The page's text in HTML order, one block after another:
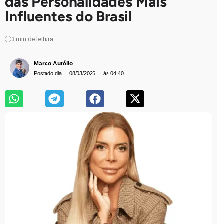
Influentes do Brasil
3 min de leitura
Marco Aurélio
Postado dia 08/03/2026 ás 04:40